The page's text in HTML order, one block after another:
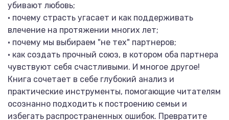
убивают любовь;
• почему страсть угасает и как поддерживать
влечение на протяжении многих лет;
• почему мы выбираем "не тех" партнеров;
• как создать прочный союз, в котором оба партнера
чувствуют себя счастливыми. И многое другое!
Книга сочетает в себе глубокий анализ и
практические инструменты, помогающие читателям
осознанно подходить к построению семьи и
избегать распространенных ошибок. Превратите